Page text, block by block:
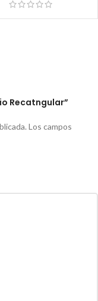
Recatngular”
Los campos